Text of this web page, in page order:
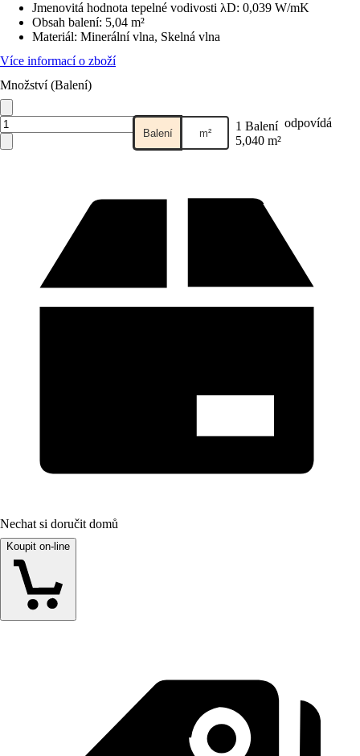
Jmenovitá hodnota tepelné vodivosti λD: 0,039 W/mK
Obsah balení: 5,04 m²
Materiál: Minerální vlna, Skelná vlna
Více informací o zboží
Množství (Balení)
Balení m² 1 Balení odpovídá
5,040 m²
Nechat si doručit domů
Koupit on-line